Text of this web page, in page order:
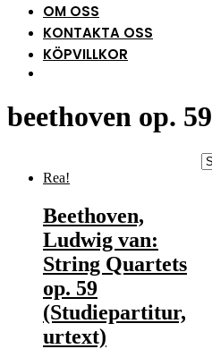
OM OSS
KONTAKTA OSS
KÖPVILLKOR
beethoven op. 59
Rea!
Beethoven,
Ludwig van:
String Quartets
op. 59
(Studiepartitur,
urtext)